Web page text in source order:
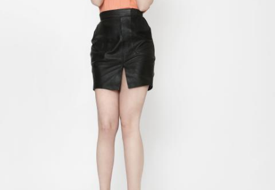
Margaret Berger - Pressefotos 2013